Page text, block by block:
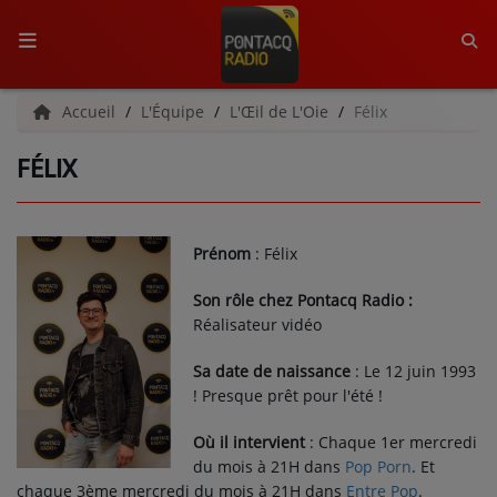
ACCUEIL
RADIO
L'ÉQUIPE
GRILLE DES PROGRAMMES
C'ÉTAIT QUOI CE TITRE ?
MÉDIAS
PODCASTS - SAISON 2026/2027
Accueil L'Équipe L'Œil de L'Oie Félix
FÉLIX
Prénom : Félix
Son rôle chez Pontacq Radio :
Réalisateur vidéo
Sa date de naissance : Le 12 juin 1993
! Presque prêt pour l'été !
Où il intervient : Chaque 1er mercredi
du mois à 21H dans Pop Porn. Et
chaque 3ème mercredi du mois à 21H dans Entre Pop.